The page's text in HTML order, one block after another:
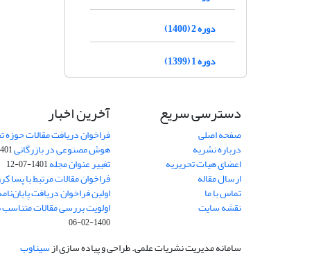
دوره 2 (1400)
دوره 1 (1399)
دسترسی سریع
صفحه اصلی
درباره نشریه
اعضای هیات تحریریه
ارسال مقاله
تماس با ما
نقشه سایت
آخرین اخبار
فراخوان دریافت مقالات
هوش مصنوعی در بازرگانی08-28
تغییر عنوان مجله1401-07-12
فراخوان مقالات مرتبط با پسا
اولین فراخوان دریافت
اولویت بررسی مقالات
1400-02-06
سامانه مدیریت نشریات علمی.طراحی و پیاده سازی ازسیناوب